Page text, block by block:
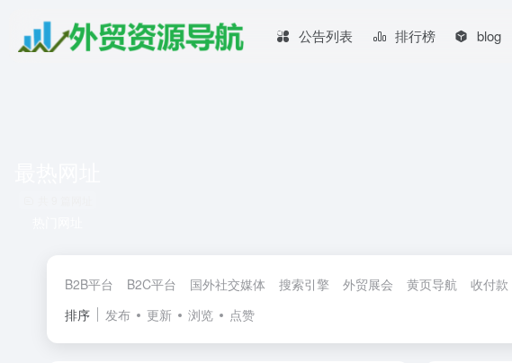
公告列表 排行榜 blog
B2B平台 B2C平台 国外社交媒体 搜索引擎 外贸展会 黄页导航 收付款
排序
发布 更新 浏览 点赞